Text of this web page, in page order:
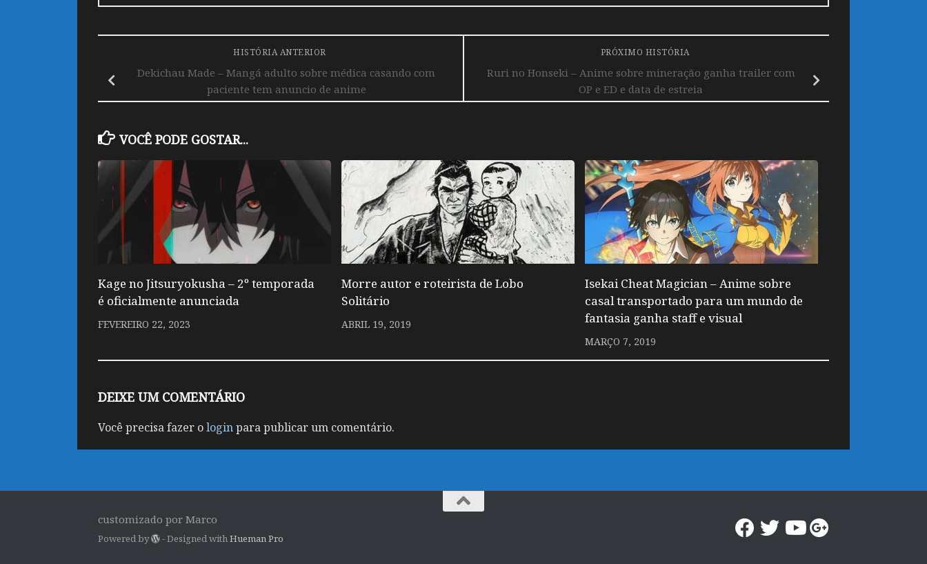
PRÓXIMO HISTÓRIA
Ruri no Honseki – Anime sobre mineração ganha trailer com
OP e ED e data de estreia
HISTÓRIA ANTERIOR
Dekichau Made – Mangá adulto sobre médica casando com
paciente tem anuncio de anime
VOCÊ PODE GOSTAR...
Kage no Jitsuryokusha – 2º temporada
é oficialmente anunciada
FEVEREIRO 22, 2023
Morre autor e roteirista de Lobo
Solitário
ABRIL 19, 2019
Isekai Cheat Magician – Anime sobre
casal transportado para um mundo de
fantasia ganha staff e visual
MARÇO 7, 2019
DEIXE UM COMENTÁRIO
Você precisa fazer ologinpara publicar um comentário.
customizado por Marco
Powered by - Designed withHueman Pro